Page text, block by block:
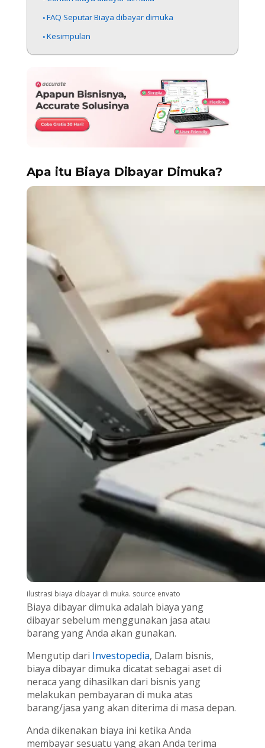
FAQ Seputar Biaya dibayar dimuka
Kesimpulan
Apa itu Biaya Dibayar Dimuka?
ilustrasi biaya dibayar di muka. source envato
Biaya dibayar dimuka adalah biaya yang
dibayar sebelum menggunakan jasa atau
barang yang Anda akan gunakan.
Mengutip dari Investopedia, Dalam bisnis,
biaya dibayar dimuka dicatat sebagai aset di
neraca yang dihasilkan dari bisnis yang
melakukan pembayaran di muka atas
barang/jasa yang akan diterima di masa depan.
Anda dikenakan biaya ini ketika Anda
membayar sesuatu yang akan Anda terima